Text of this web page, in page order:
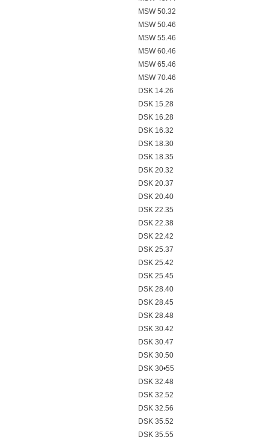
MSW 50.32
MSW 50.46
MSW 55.46
MSW 60.46
MSW 65.46
MSW 70.46
DSK 14.26
DSK 15.28
DSK 16.28
DSK 16.32
DSK 18.30
DSK 18.35
DSK 20.32
DSK 20.37
DSK 20.40
DSK 22.35
DSK 22.38
DSK 22.42
DSK 25.37
DSK 25.42
DSK 25.45
DSK 28.40
DSK 28.45
DSK 28.48
DSK 30.42
DSK 30.47
DSK 30.50
DSK 30•55
DSK 32.48
DSK 32.52
DSK 32.56
DSK 35.52
DSK 35.55